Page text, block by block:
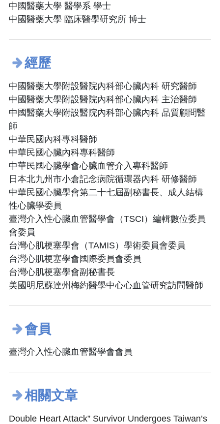
中國醫藥大學 醫學系 學士
中國醫藥大學 臨床醫學研究所 博士
經歷
中國醫藥大學附設醫院內科部心臟內科 研究醫師
中國醫藥大學附設醫院內科部心臟內科 主治醫師
中國醫藥大學附設醫院內科部心臟內科 品質顧問醫
師
中華民國內科專科醫師
中華民國心臟內科專科醫師
中華民國心臟學會心臟血管介入專科醫師
日本北九州市小倉記念病院循環器內科 研修醫師
中華民國心臟學會第二十七屆副秘書長、成人結構
性心臟學委員
臺灣介入性心臟血管醫學會（TSCI）編輯數位委員
會委員
台灣心肌梗塞學會（TAMIS）學術委員會委員
台灣心肌梗塞學會國際委員會委員
台灣心肌梗塞學會副秘書長
美國明尼蘇達州梅約醫學中心心血管研究訪問醫師
會員
臺灣介入性心臟血管醫學會會員
相關文章
Double Heart Attack” Survivor Undergoes Taiwan’s